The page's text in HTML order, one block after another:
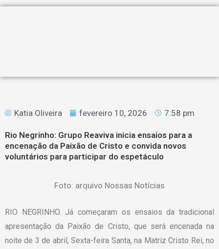
Katia Oliveira fevereiro 10, 2026 7:58 pm
Rio Negrinho: Grupo Reaviva inicia ensaios para a
encenação da Paixão de Cristo e convida novos
voluntários para participar do espetáculo
Foto: arquivo Nossas Notícias
RIO NEGRINHO. Já começaram os ensaios da tradicional
apresentação da Paixão de Cristo, que será encenada na
noite de 3 de abril, Sexta-feira Santa, na Matriz Cristo Rei, no